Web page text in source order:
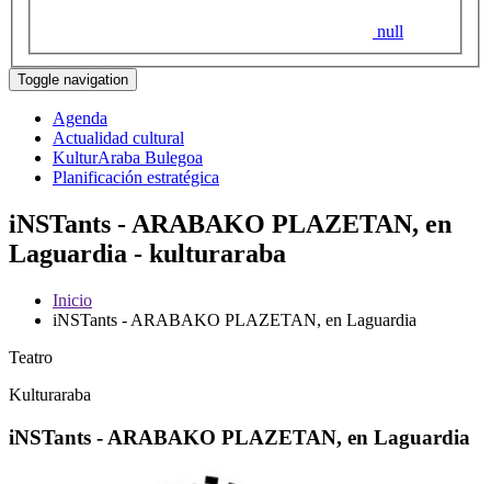
null
Toggle navigation
Agenda
Actualidad cultural
KulturAraba Bulegoa
Planificación estratégica
iNSTants - ARABAKO PLAZETAN, en
Laguardia - kulturaraba
Inicio
iNSTants - ARABAKO PLAZETAN, en Laguardia
Teatro
Kulturaraba
iNSTants - ARABAKO PLAZETAN, en Laguardia